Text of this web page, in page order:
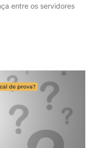
entre os servidores